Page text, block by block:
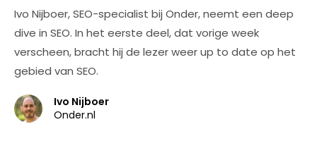
Ivo Nijboer, SEO-specialist bij Onder, neemt een deep
dive in SEO. In het eerste deel, dat vorige week
verscheen, bracht hij de lezer weer up to date op het
gebied van SEO.
Ivo Nijboer
Onder.nl